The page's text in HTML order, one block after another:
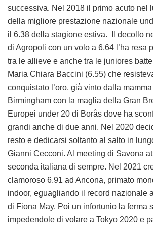
successiva. Nel 2018 il primo acuto nel
della migliore prestazione nazionale
il 6.38 della stagione estiva. Il decollo
di Agropoli con un volo a 6.64 l’ha resa
tra le allieve e anche tra le juniores
Maria Chiara Baccini (6.55) che
conquistato l’oro, già vinto dalla
Birmingham con la maglia della Gran
Europei under 20 di Borås dove ha
grandi anche di due anni. Nel 2020
resto e dedicarsi soltanto al salto in
Gianni Cecconi. Al meeting di Savona
seconda italiana di sempre. Nel 2021
clamoroso 6.91 ad Ancona, primato
indoor, eguagliando il record nazionale
di Fiona May. Poi un infortunio la ferma
impedendole di volare a Tokyo 2020 e